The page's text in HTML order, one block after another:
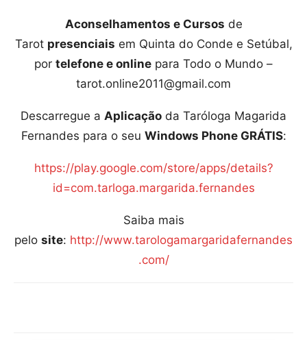
Aconselhamentos e Cursos de
Tarot presenciais em Quinta do Conde e Setúbal,
por telefone e online para Todo o Mundo –
tarot.online2011@gmail.com
Descarregue a Aplicação da Taróloga Magarida
Fernandes para o seu Windows Phone GRÁTIS:
https://play.google.com/store/apps/details?
id=com.tarloga.margarida.fernandes
Saiba mais
pelo site: http://www.tarologamargaridafernandes
.com/